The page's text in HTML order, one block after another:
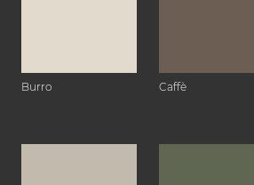
Burro Caffè